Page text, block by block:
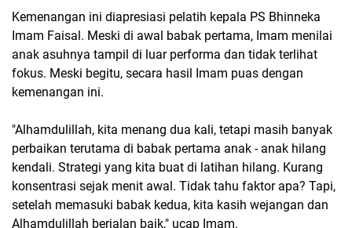
Kemenangan ini diapresiasi pelatih kepala PS Bhinneka
Imam Faisal. Meski di awal babak pertama, Imam menilai
anak asuhnya tampil di luar performa dan tidak terlihat
fokus. Meski begitu, secara hasil Imam puas dengan
kemenangan ini.
"Alhamdulillah, kita menang dua kali, tetapi masih banyak
perbaikan terutama di babak pertama anak - anak hilang
kendali. Strategi yang kita buat di latihan hilang. Kurang
konsentrasi sejak menit awal. Tidak tahu faktor apa? Tapi,
setelah memasuki babak kedua, kita kasih wejangan dan
Alhamdulillah berjalan baik," ucap Imam.